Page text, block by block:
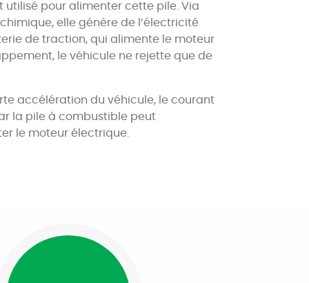
utilisé pour alimenter cette pile. Via
elle génère de l’électricité
de traction, qui alimente le moteur
le véhicule ne rejette que de
accélération du véhicule, le courant
la pile à combustible peut
le moteur électrique.